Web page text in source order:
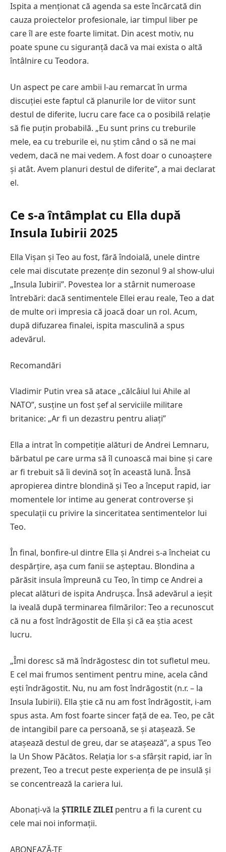
Ispita a menționat că agenda sa este încărcată din
cauza proiectelor profesionale, iar timpul liber pe
care îl are este foarte limitat. Din acest motiv, nu
poate spune cu siguranță dacă va mai exista o altă
întâlnire cu Teodora.
Un aspect pe care ambii l-au remarcat în urma
discuției este faptul că planurile lor de viitor sunt
destul de diferite, lucru care face ca o posibilă relație
să fie puțin probabilă. „Eu sunt prins cu treburile
mele, ea cu treburile ei, nu știm când o să ne mai
vedem, dacă ne mai vedem. A fost doar o cunoaștere
și atât. Avem planuri destul de diferite”, a mai declarat
el.
Ce s-a întâmplat cu Ella după
Insula Iubirii 2025
Ella Vișan și Teo au fost, fără îndoială, unele dintre
cele mai discutate prezențe din sezonul 9 al show-ului
„Insula Iubirii”. Povestea lor a stârnit numeroase
întrebări: dacă sentimentele Ellei erau reale, Teo a dat
de multe ori impresia că joacă doar un rol. Acum,
după difuzarea finalei, ispita masculină a spus
adevărul.
Recomandări
Vladimir Putin vrea să atace „călcâiul lui Ahile al
NATO”, susține un fost șef al serviciile militare
britanice: „Ar fi un dezastru pentru aliați”
Ella a intrat în competiție alături de Andrei Lemnaru,
bărbatul pe care urma să îl cunoască mai bine și care
ar fi trebuit să îi devină soț în această lună. Însă
apropierea dintre blondină și Teo a început rapid, iar
momentele lor intime au generat controverse și
speculații cu privire la sinceritatea sentimentelor lui
Teo.
În final, bonfire-ul dintre Ella și Andrei s-a încheiat cu
despărțire, așa cum fanii se așteptau. Blondina a
părăsit insula împreună cu Teo, în timp ce Andrei a
plecat alături de ispita Andrușca. Însă adevărul a ieșit
la iveală după terminarea filmărilor: Teo a recunoscut
că nu a fost îndrăgostit de Ella și că ea știa acest
lucru.
„Îmi doresc să mă îndrăgostesc din tot sufletul meu.
E cel mai frumos sentiment pentru mine, acela când
ești îndrăgostit. Nu, nu am fost îndrăgostit (n.r. – la
Insula Iubirii). Ella știe că nu am fost îndrăgostit, i-am
spus asta. Am fost foarte sincer față de ea. Teo, pe cât
de intangibil pare ca persoană, se și atașează. Se
atașează destul de greu, dar se atașează”, a spus Teo
la Un Show Păcătos. Relația lor s-a sfârșit rapid, iar în
prezent, Teo a trecut peste experiența de pe insulă și
se concentrează la cariera lui.
Abonați-vă la ȘTIRILE ZILEI pentru a fi la curent cu
cele mai noi informații.
ABONEAZĂ-TE